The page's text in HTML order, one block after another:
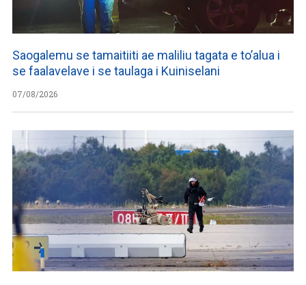
Saogalemu se tamaitiiti ae maliliu tagata e to’alua i
se faalavelave i se taulaga i Kuiniselani
07/08/2026